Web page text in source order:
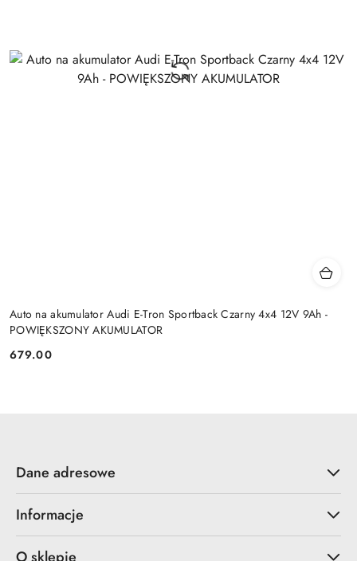
Auto na akumulator Audi E-Tron Sportback Czarny 4x4 12V 9Ah -
POWIĘKSZONY AKUMULATOR
Cena:
679.00
Dane adresowe
Informacje